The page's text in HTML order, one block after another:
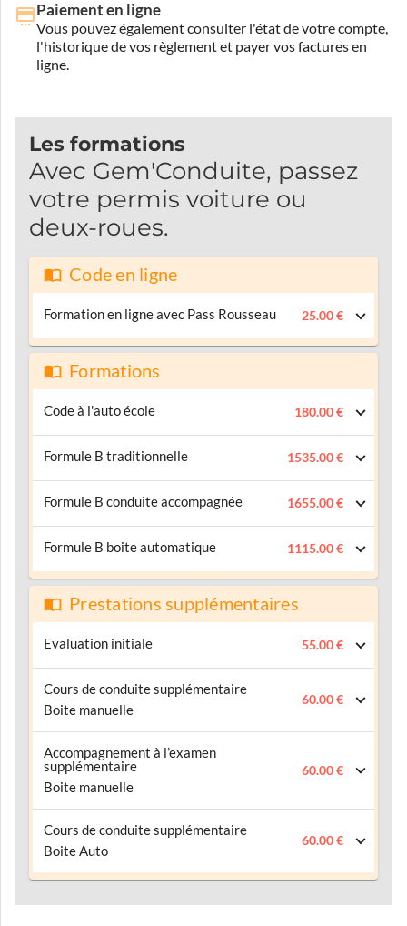
Paiement en ligne
Vous pouvez également consulter l'état de votre compte,
l'historique de vos règlement et payer vos factures en
ligne.
Les formations
Avec Gem'Conduite, passez
votre permis voiture ou
deux-roues.
Code en ligne
Formation en ligne avec Pass Rousseau 25.00 €
Formations
Code à l'auto école 180.00 €
Formule B traditionnelle 1535.00 €
Formule B conduite accompagnée 1655.00 €
Formule B boite automatique 1115.00 €
Prestations supplémentaires
Evaluation initiale 55.00 €
Cours de conduite supplémentaire
Boite manuelle
60.00 €
Accompagnement à l’examen
supplémentaire
Boite manuelle
60.00 €
Cours de conduite supplémentaire
Boite Auto
60.00 €